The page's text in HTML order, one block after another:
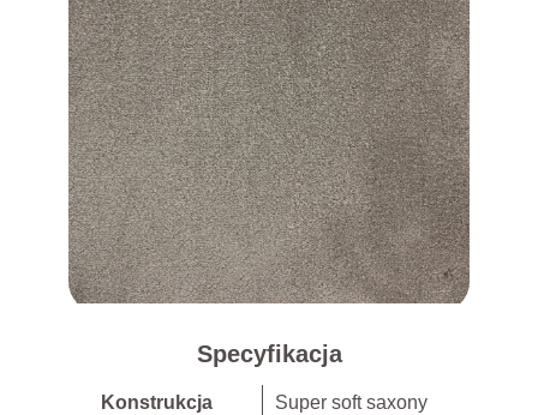
Specyfikacja
Konstrukcja
Super soft saxony